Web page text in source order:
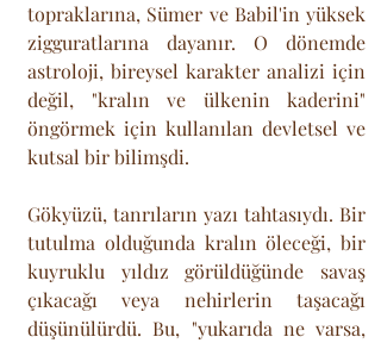
topraklarına, Sümer ve Babil'in yüksek
zigguratlarına dayanır. O dönemde
astroloji, bireysel karakter analizi için
değil, "kralın ve ülkenin kaderini"
öngörmek için kullanılan devletsel ve
kutsal bir bilimşdi.
Gökyüzü, tanrıların yazı tahtasıydı. Bir
tutulma olduğunda kralın öleceği, bir
kuyruklu yıldız görüldüğünde savaş
çıkacağı veya nehirlerin taşacağı
düşünülürdü. Bu, "yukarıda ne varsa,